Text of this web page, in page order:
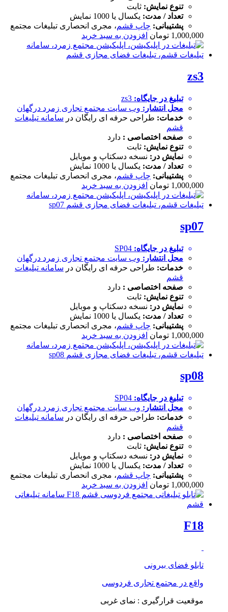
تنوع نمایش: ثابت
تعداد / مدت: یکسال یا 1000 نمایش
پشتیبانی: چاپ قشم، مجری انحصاری تبلیغات مجتمع
1,000,000 تومان افزودن به سبد خرید
zs3
تبلیغ در جایگاه:
محل انتشار: وب سایت مجتمع تجاری زمرد درگهان
خدمات: طراحی حرفه ای رایگان در سامانه تبلیغات
قشم
صفحه اختصاصی : دارد
تنوع نمایش: ثابت
نمایش در: نسخه دسکتاپ و موبایل
تعداد / مدت: یکسال یا 1000 نمایش
پشتیبانی: چاپ قشم، مجری انحصاری تبلیغات مجتمع
1,000,000 تومان افزودن به سبد خرید
sp07
تبلیغ در جایگاه:
محل انتشار: وب سایت مجتمع تجاری زمرد درگهان
خدمات: طراحی حرفه ای رایگان در سامانه تبلیغات
قشم
صفحه اختصاصی : دارد
تنوع نمایش: ثابت
نمایش در: نسخه دسکتاپ و موبایل
تعداد / مدت: یکسال یا 1000 نمایش
پشتیبانی: چاپ قشم، مجری انحصاری تبلیغات مجتمع
1,000,000 تومان افزودن به سبد خرید
sp08
تبلیغ در جایگاه:
محل انتشار: وب سایت مجتمع تجاری زمرد درگهان
خدمات: طراحی حرفه ای رایگان در سامانه تبلیغات
قشم
صفحه اختصاصی : دارد
تنوع نمایش: ثابت
نمایش در: نسخه دسکتاپ و موبایل
تعداد / مدت: یکسال یا 1000 نمایش
پشتیبانی: چاپ قشم، مجری انحصاری تبلیغات مجتمع
1,000,000 تومان افزودن به سبد خرید
F18
تابلو فضای بیرونی
واقع در مجتمع تجاری فردوسی
موقعیت قرارگیری : نمای غربی